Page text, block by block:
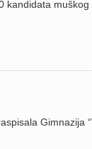
kandidata
Gimnazija